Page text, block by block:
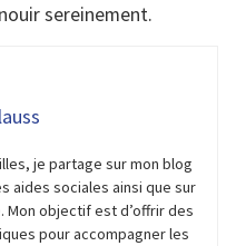
sereinement.
je partage sur mon blog
aides sociales ainsi que sur
Mon objectif est d’offrir des
pour accompagner les